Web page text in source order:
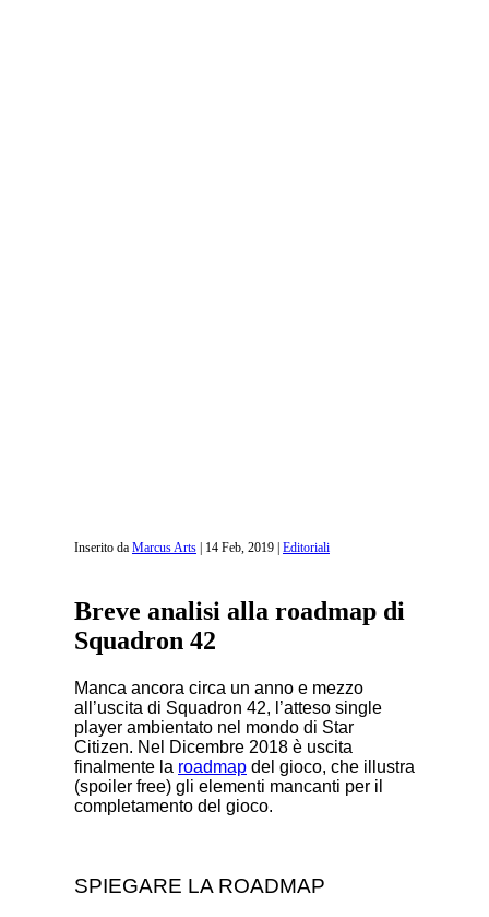
Inserito da Marcus Arts 14 Feb, 2019 Editoriali
Breve analisi alla roadmap di
Squadron 42
Manca ancora circa un anno e mezzo
all’uscita di Squadron 42, l’atteso single
player ambientato nel mondo di Star
Citizen. Nel Dicembre 2018 è uscita
finalmente la roadmap del gioco, che illustra
(spoiler free) gli elementi mancanti per il
completamento del gioco.
SPIEGARE LA ROADMAP